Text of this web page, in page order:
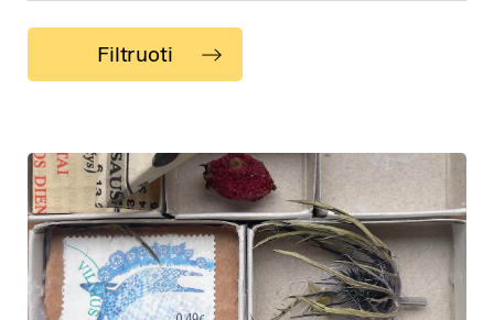
Filtruoti